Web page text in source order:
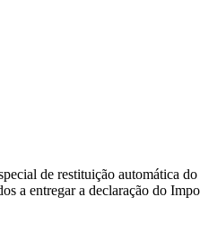
de restituição automática
a entregar a declaração do